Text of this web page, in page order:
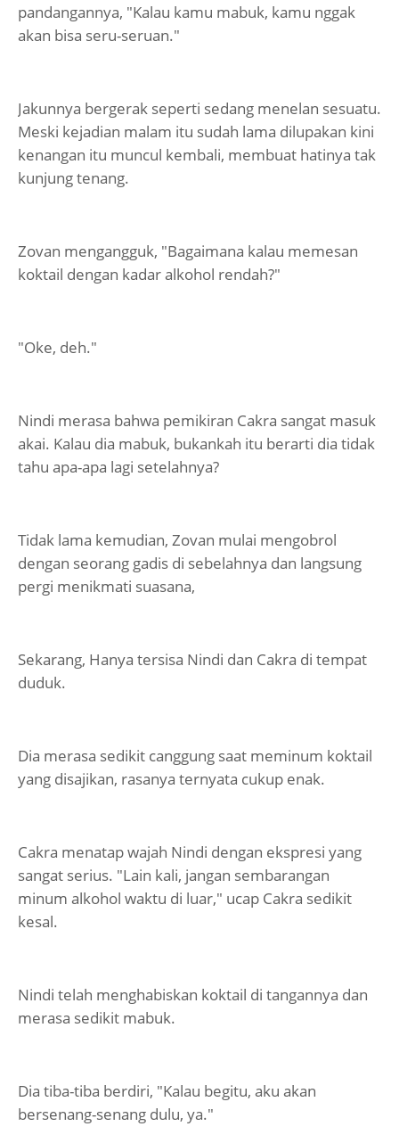
pandangannya, "Kalau kamu mabuk, kamu nggak
akan bisa seru-seruan."
Jakunnya bergerak seperti sedang menelan sesuatu.
Meski kejadian malam itu sudah lama dilupakan kini
kenangan itu muncul kembali, membuat hatinya tak
kunjung tenang.
Zovan mengangguk, "Bagaimana kalau memesan
koktail dengan kadar alkohol rendah?"
"Oke, deh."
Nindi merasa bahwa pemikiran Cakra sangat masuk
akai. Kalau dia mabuk, bukankah itu berarti dia tidak
tahu apa-apa lagi setelahnya?
Tidak lama kemudian, Zovan mulai mengobrol
dengan seorang gadis di sebelahnya dan langsung
pergi menikmati suasana,
Sekarang, Hanya tersisa Nindi dan Cakra di tempat
duduk.
Dia merasa sedikit canggung saat meminum koktail
yang disajikan, rasanya ternyata cukup enak.
Cakra menatap wajah Nindi dengan ekspresi yang
sangat serius. "Lain kali, jangan sembarangan
minum alkohol waktu di luar," ucap Cakra sedikit
kesal.
Nindi telah menghabiskan koktail di tangannya dan
merasa sedikit mabuk.
Dia tiba-tiba berdiri, "Kalau begitu, aku akan
bersenang-senang dulu, ya."